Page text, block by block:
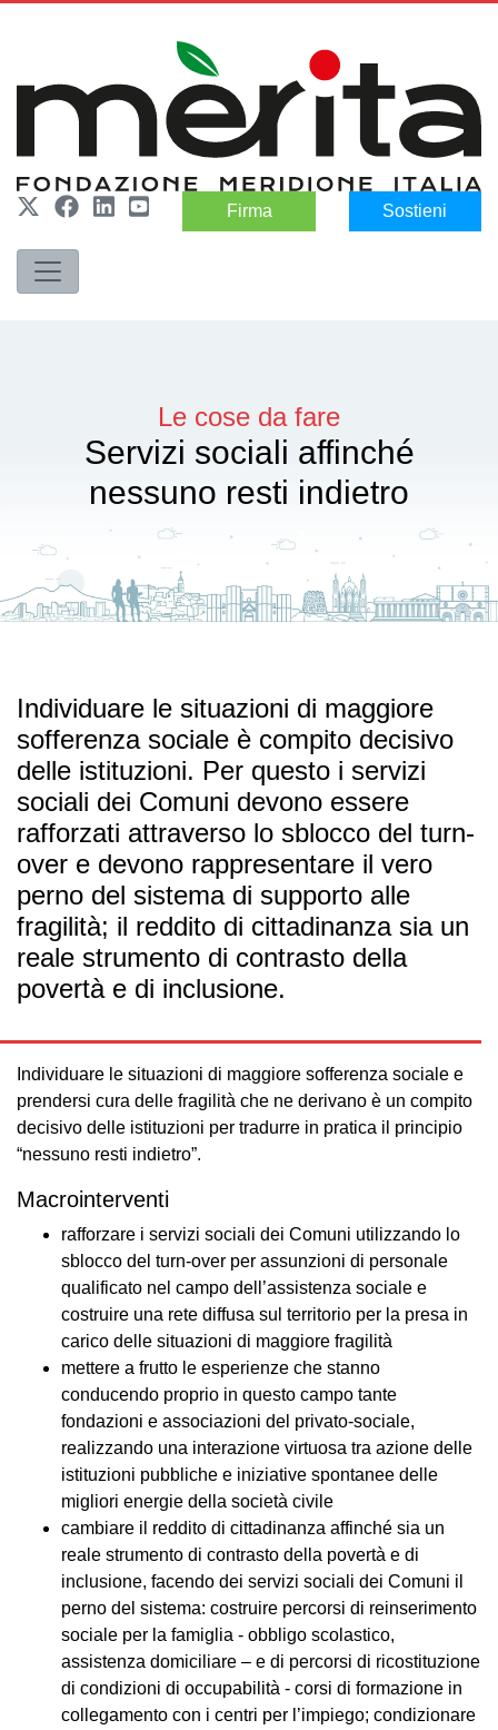
Firma Sostieni
Le cose da fare
Servizi sociali affinché
nessuno resti indietro
Individuare le situazioni di maggiore
sofferenza sociale è compito decisivo
delle istituzioni. Per questo i servizi
sociali dei Comuni devono essere
rafforzati attraverso lo sblocco del turn-
over e devono rappresentare il vero
perno del sistema di supporto alle
fragilità; il reddito di cittadinanza sia un
reale strumento di contrasto della
povertà e di inclusione.
Individuare le situazioni di maggiore sofferenza sociale e
prendersi cura delle fragilità che ne derivano è un compito
decisivo delle istituzioni per tradurre in pratica il principio
“nessuno resti indietro”.
Macrointerventi
rafforzare i servizi sociali dei Comuni utilizzando lo
sblocco del turn-over per assunzioni di personale
qualificato nel campo dell’assistenza sociale e
costruire una rete diffusa sul territorio per la presa in
carico delle situazioni di maggiore fragilità
mettere a frutto le esperienze che stanno
conducendo proprio in questo campo tante
fondazioni e associazioni del privato-sociale,
realizzando una interazione virtuosa tra azione delle
istituzioni pubbliche e iniziative spontanee delle
migliori energie della società civile
cambiare il reddito di cittadinanza affinché sia un
reale strumento di contrasto della povertà e di
inclusione, facendo dei servizi sociali dei Comuni il
perno del sistema: costruire percorsi di reinserimento
sociale per la famiglia - obbligo scolastico,
assistenza domiciliare – e di percorsi di ricostituzione
di condizioni di occupabilità - corsi di formazione in
collegamento con i centri per l’impiego; condizionare